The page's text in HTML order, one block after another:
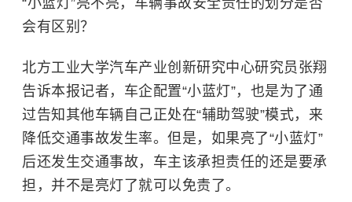
会有区别？
北方工业大学汽车产业创新研究中心研究员张翔
告诉本报记者，车企配置“小蓝灯”，也是为了通
过告知其他车辆自己正处在“辅助驾驶”模式，来
降低交通事故发生率。但是，如果亮了“小蓝灯”
后还发生交通事故，车主该承担责任的还是要承
担，并不是亮灯了就可以免责了。